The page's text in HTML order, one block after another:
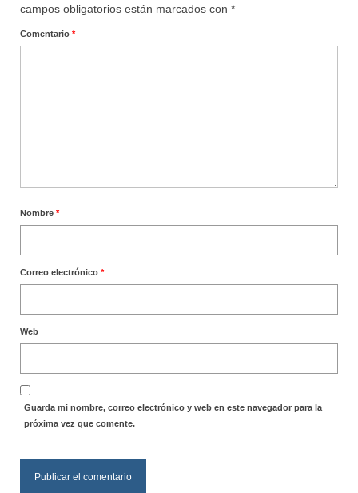
campos obligatorios están marcados con *
Comentario *
Nombre *
Correo electrónico *
Web
Guarda mi nombre, correo electrónico y web en este navegador para la
próxima vez que comente.